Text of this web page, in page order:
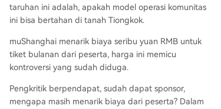
taruhan ini adalah, apakah model operasi komunitas
ini bisa bertahan di tanah Tiongkok.
muShanghai menarik biaya seribu yuan RMB untuk
tiket bulanan dari peserta, harga ini memicu
kontroversi yang sudah diduga.
Pengkritik berpendapat, sudah dapat sponsor,
mengapa masih menarik biaya dari peserta? Dalam